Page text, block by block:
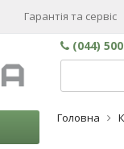
Гарантія та сервіс
(044)
Головна